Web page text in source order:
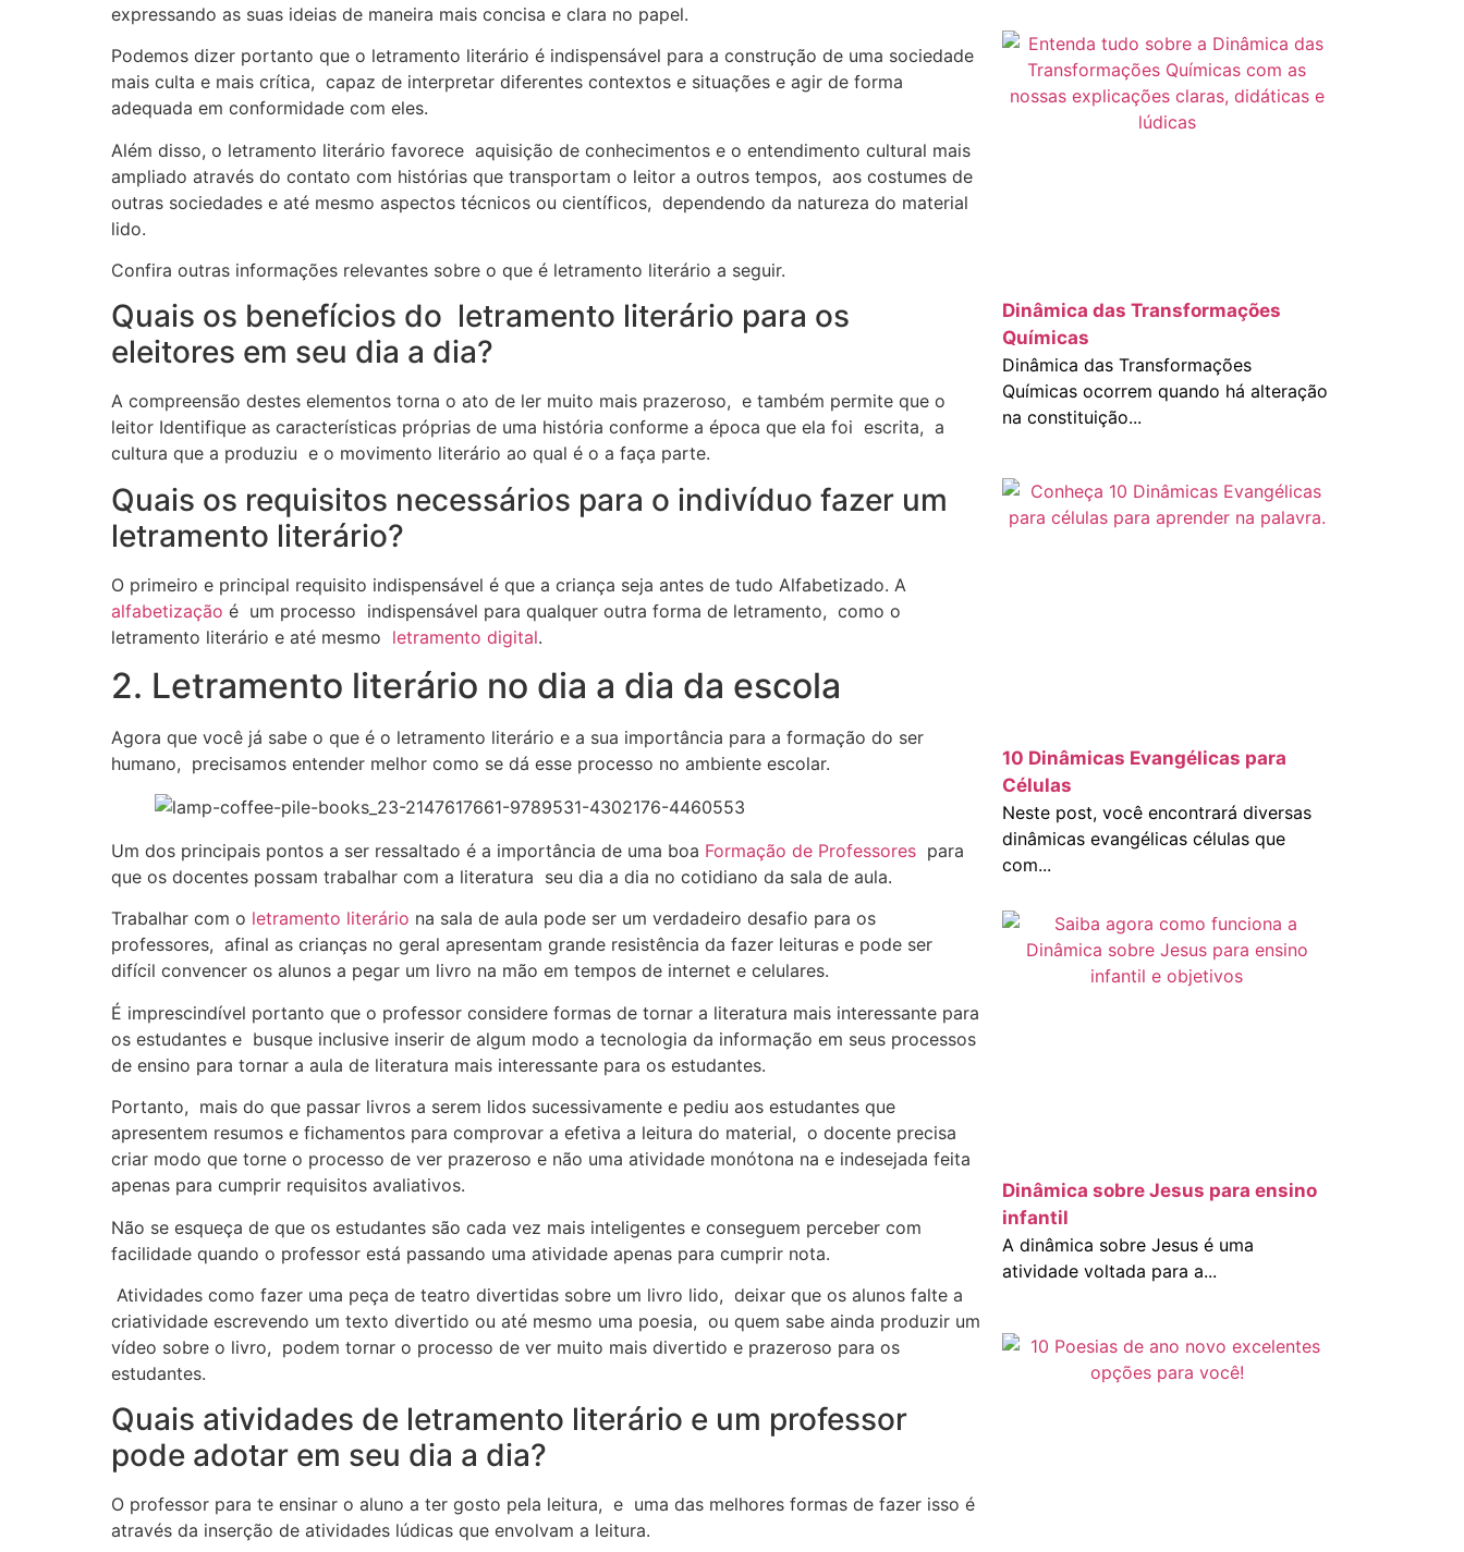
expressando as suas ideias de maneira mais concisa e clara no papel.
Podemos dizer portanto que o letramento literário é indispensável para a construção de uma sociedade
mais culta e mais crítica, capaz de interpretar diferentes contextos e situações e agir de forma
adequada em conformidade com eles.
Além disso, o letramento literário favorece aquisição de conhecimentos e o entendimento cultural mais
ampliado através do contato com histórias que transportam o leitor a outros tempos, aos costumes de
outras sociedades e até mesmo aspectos técnicos ou científicos, dependendo da natureza do material
lido.
Confira outras informações relevantes sobre o que é letramento literário a seguir.
Quais os benefícios do letramento literário para os
eleitores em seu dia a dia?
A compreensão destes elementos torna o ato de ler muito mais prazeroso, e também permite que o
leitor Identifique as características próprias de uma história conforme a época que ela foi escrita, a
cultura que a produziu e o movimento literário ao qual é o a faça parte.
Quais os requisitos necessários para o indivíduo fazer um
letramento literário?
O primeiro e principal requisito indispensável é que a criança seja antes de tudo Alfabetizado. A
alfabetização é um processo indispensável para qualquer outra forma de letramento, como o
letramento literário e até mesmo letramento digital.
2. Letramento literário no dia a dia da escola
Agora que você já sabe o que é o letramento literário e a sua importância para a formação do ser
humano, precisamos entender melhor como se dá esse processo no ambiente escolar.
Um dos principais pontos a ser ressaltado é a importância de uma boa Formação de Professores para
que os docentes possam trabalhar com a literatura seu dia a dia no cotidiano da sala de aula.
Trabalhar com o letramento literário na sala de aula pode ser um verdadeiro desafio para os
professores, afinal as crianças no geral apresentam grande resistência da fazer leituras e pode ser
difícil convencer os alunos a pegar um livro na mão em tempos de internet e celulares.
É imprescindível portanto que o professor considere formas de tornar a literatura mais interessante para
os estudantes e busque inclusive inserir de algum modo a tecnologia da informação em seus processos
de ensino para tornar a aula de literatura mais interessante para os estudantes.
Portanto, mais do que passar livros a serem lidos sucessivamente e pediu aos estudantes que
apresentem resumos e fichamentos para comprovar a efetiva a leitura do material, o docente precisa
criar modo que torne o processo de ver prazeroso e não uma atividade monótona na e indesejada feita
apenas para cumprir requisitos avaliativos.
Não se esqueça de que os estudantes são cada vez mais inteligentes e conseguem perceber com
facilidade quando o professor está passando uma atividade apenas para cumprir nota.
Atividades como fazer uma peça de teatro divertidas sobre um livro lido, deixar que os alunos falte a
criatividade escrevendo um texto divertido ou até mesmo uma poesia, ou quem sabe ainda produzir um
vídeo sobre o livro, podem tornar o processo de ver muito mais divertido e prazeroso para os
estudantes.
Quais atividades de letramento literário e um professor
pode adotar em seu dia a dia?
O professor para te ensinar o aluno a ter gosto pela leitura, e uma das melhores formas de fazer isso é
através da inserção de atividades lúdicas que envolvam a leitura.
Dinâmica das Transformações
Químicas
Dinâmica das Transformações
Químicas ocorrem quando há alteração
na constituição...
10 Dinâmicas Evangélicas para
Células
Neste post, você encontrará diversas
dinâmicas evangélicas células que
com...
Dinâmica sobre Jesus para ensino
infantil
A dinâmica sobre Jesus é uma
atividade voltada para a...